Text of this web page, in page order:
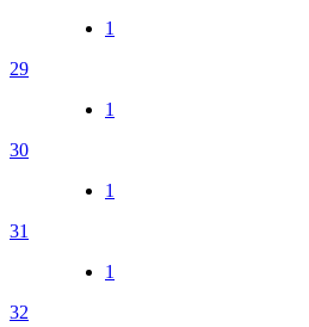
1
29
1
30
1
31
1
32